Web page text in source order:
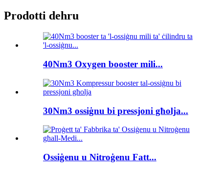
Prodotti dehru
40Nm3 Oxygen booster mili...
30Nm3 ossiġnu bi pressjoni għolja...
Ossiġenu u Nitroġenu Fatt...